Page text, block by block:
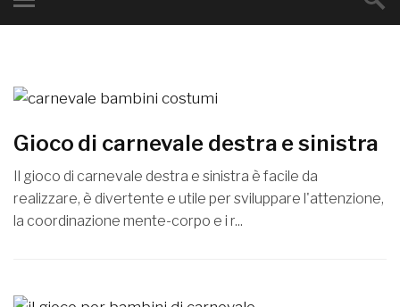
Gioco di carnevale destra e sinistra
Il gioco di carnevale destra e sinistra è facile da
realizzare, è divertente e utile per sviluppare l'attenzione,
la coordinazione mente-corpo e i r...